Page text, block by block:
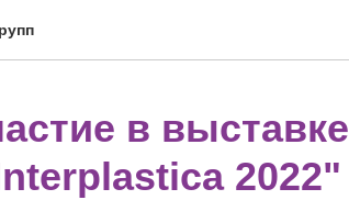
в выставке
2022"